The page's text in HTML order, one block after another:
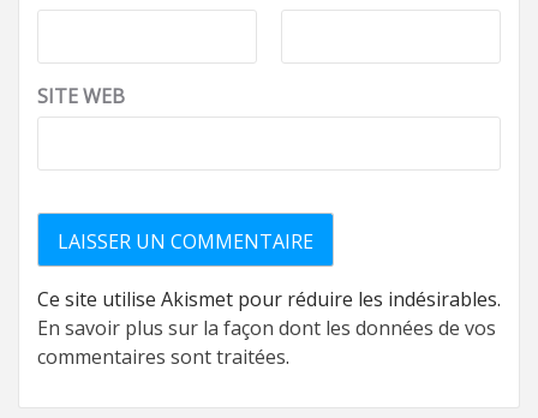
SITE WEB
Ce site utilise Akismet pour réduire les indésirables.
En savoir plus sur la façon dont les données de vos
commentaires sont traitées.